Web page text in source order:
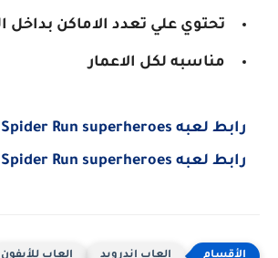
تحتوي علي تعدد الاماكن بداخل
مناسبه لكل الاعمار
رابط لعبه hero Spider Run superheroes للاندرويد
رابط لعبه hero Spider Run superheroes للايفون
العاب اندرويد العاب للأيفون